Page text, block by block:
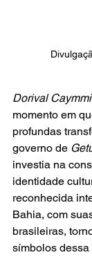
Dorival Caymmi
momento em
profundas
governo de
investia na
identidade
reconhecida
Bahia, com
brasileiras,
símbolos